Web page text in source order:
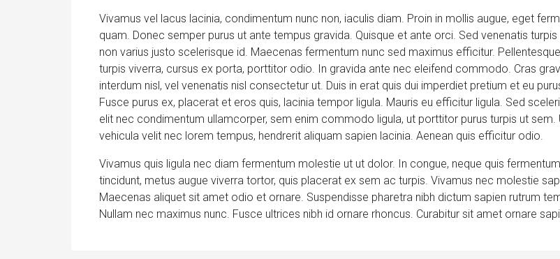
Vivamus vel lacus lacinia, condimentum nunc non, iaculis diam. Proin in mollis augue, eget
quam. Donec semper purus ut ante tempus gravida. Quisque et ante orci. Sed venenatis turpis
non varius justo scelerisque id. Maecenas fermentum nunc sed maximus efficitur.
turpis viverra, cursus ex porta, porttitor odio. In gravida ante nec eleifend commodo. Cras
interdum nisl, vel venenatis nisl consectetur ut. Duis in erat quis dui imperdiet pretium et eu
Fusce purus ex, placerat et eros quis, lacinia tempor ligula. Mauris eu efficitur ligula. Sed
elit nec condimentum ullamcorper, sem enim commodo ligula, ut porttitor purus turpis ut sem.
vehicula velit nec lorem tempus, hendrerit aliquam sapien lacinia. Aenean quis efficitur odio.
Vivamus quis ligula nec diam fermentum molestie ut ut dolor. In congue, neque quis fermentum
tincidunt, metus augue viverra tortor, quis placerat ex sem ac turpis. Vivamus nec molestie
Maecenas aliquet sit amet odio et ornare. Suspendisse pharetra nibh dictum sapien rutrum
Nullam nec maximus nunc. Fusce ultrices nibh id ornare rhoncus. Curabitur sit amet ornare